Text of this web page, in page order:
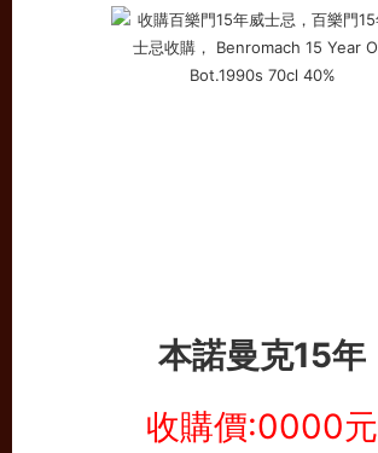
本諾曼克15年
收購價:0000元